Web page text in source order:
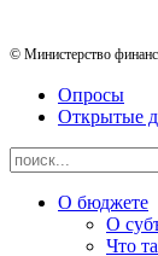
© Министерство
Опросы
Открытые
О бюджете
О
Что